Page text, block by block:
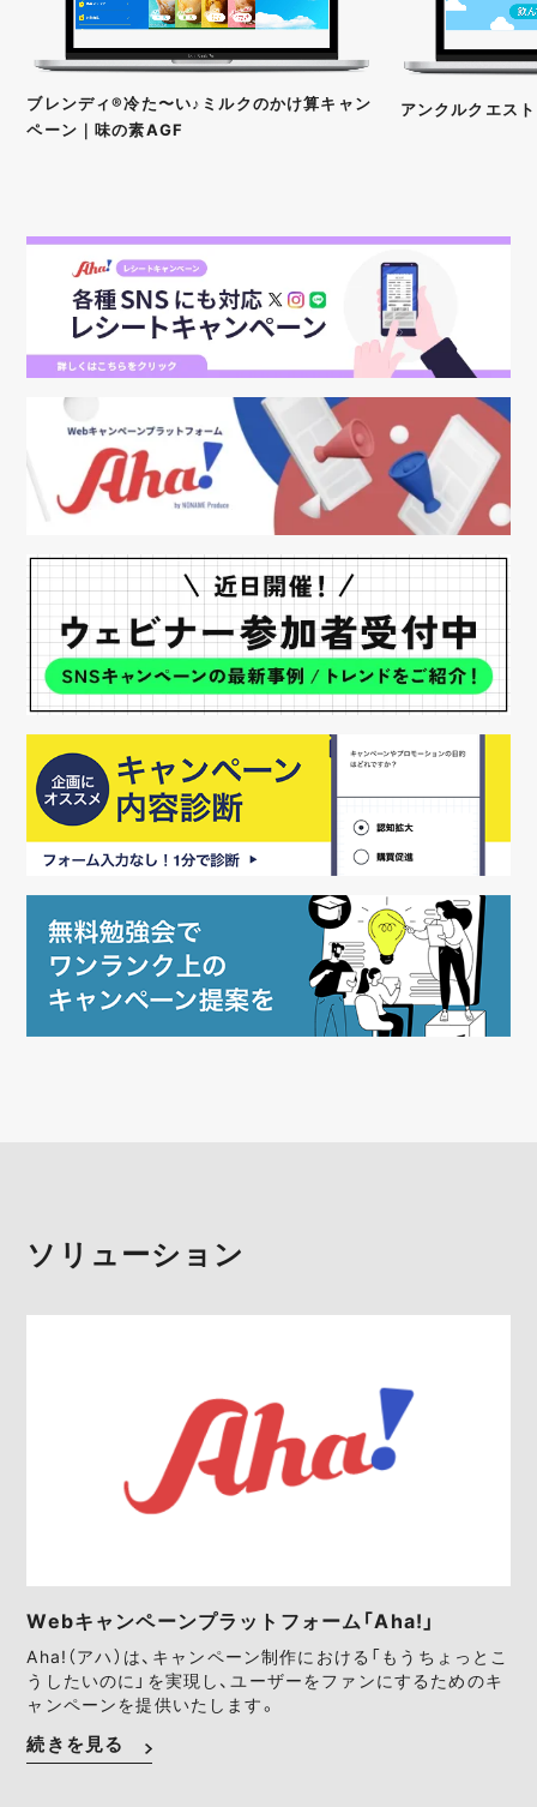
ブレンディ®冷た〜い♪ミルクのかけ算キャン
ペーン｜味の素AGF
アンクルクエス
ソリューション
Webキャンペーンプラットフォーム「Aha!」
Aha!（アハ）は、キャンペーン制作における「もうちょっとこ
うしたいのに」を実現し、ユーザーをファンにするためのキ
ャンペーンを提供いたします。
続きを見る